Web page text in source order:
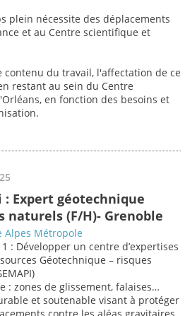
plein nécessite des déplacements
et au Centre scientifique et
contenu du travail, l'affectation de ce
restant au sein du Centre
en fonction des besoins et
: Expert géotechnique
naturels (F/H)- Grenoble
Alpes Métropole
1 : Développer un centre d’expertises
Géotechnique – risques
: zones de glissement, falaises…
et soutenable visant à protéger